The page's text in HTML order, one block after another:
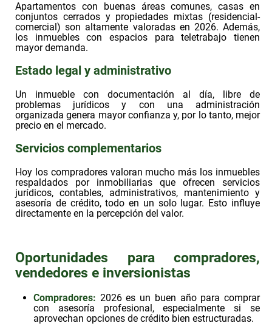
Apartamentos con buenas áreas comunes, casas en
conjuntos cerrados y propiedades mixtas (residencial-
comercial) son altamente valoradas en 2026. Además,
los inmuebles con espacios para teletrabajo tienen
mayor demanda.
Estado legal y administrativo
Un inmueble con documentación al día, libre de
problemas jurídicos y con una administración
organizada genera mayor confianza y, por lo tanto, mejor
precio en el mercado.
Servicios complementarios
Hoy los compradores valoran mucho más los inmuebles
respaldados por inmobiliarias que ofrecen servicios
jurídicos, contables, administrativos, mantenimiento y
asesoría de crédito,todo en un solo lugar. Esto influye
directamente en la percepción del valor.
Oportunidades para compradores,
vendedores e inversionistas
Compradores: 2026 es un buen año para comprar
con asesoría profesional, especialmente si se
aprovechan opciones de crédito bien estructuradas.